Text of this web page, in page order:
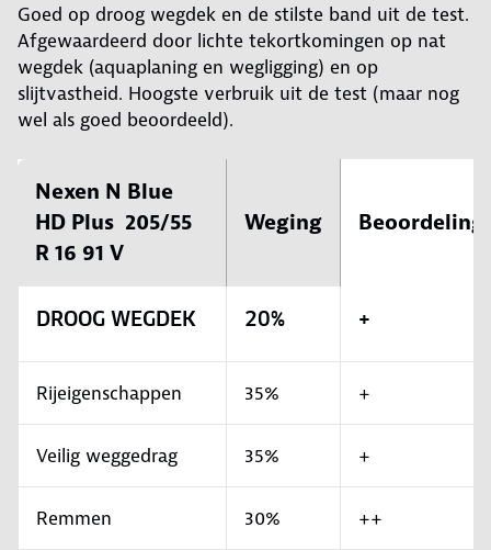
Goed op droog wegdek en de stilste band uit de test.
Afgewaardeerd door lichte tekortkomingen op nat
wegdek (aquaplaning en wegligging) en op
slijtvastheid. Hoogste verbruik uit de test (maar nog
wel als goed beoordeeld).
Nexen N Blue
HD Plus 205/55
R 16 91 V
Weging Beoordeling
DROOG WEGDEK 20% +
Rijeigenschappen 35% +
Veilig weggedrag 35% +
Remmen 30% ++